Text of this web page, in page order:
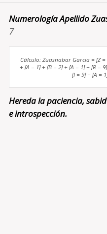
Numerología Apellido
7
Cálculo: Zuasnabar Garcia = [Z =
+ [A = 1] + [B = 2] + [A = 1] + [R =
[I = 9] + [A =
Hereda la paciencia,
e introspección.